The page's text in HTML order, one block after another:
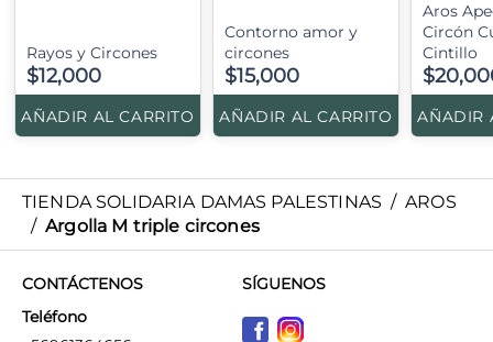
Rayos y Circones
$12,000
AÑADIR AL CARRITO
Contorno amor y
circones
$15,000
AÑADIR AL CARRITO
Aros
Circón
Cintillo
AÑADIR
TIENDA SOLIDARIA DAMAS PALESTINAS / AROS
/ Argolla M triple circones
CONTÁCTENOS
Teléfono
SÍGUENOS